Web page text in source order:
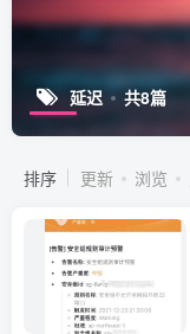
延迟 共8篇
排序 更新 浏览